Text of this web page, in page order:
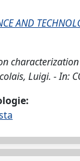
AND
Luigi. - In: